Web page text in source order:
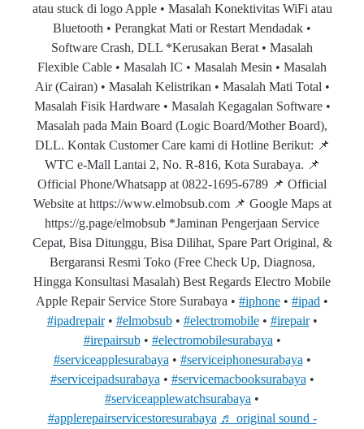
atau stuck di logo Apple • Masalah Konektivitas WiFi atau
Bluetooth • Perangkat Mati or Restart Mendadak •
Software Crash, DLL *Kerusakan Berat • Masalah
Flexible Cable • Masalah IC • Masalah Mesin • Masalah
Air (Cairan) • Masalah Kelistrikan • Masalah Mati Total •
Masalah Fisik Hardware • Masalah Kegagalan Software •
Masalah pada Main Board (Logic Board/Mother Board),
DLL. Kontak Customer Care kami di Hotline Berikut: 📌
WTC e-Mall Lantai 2, No. R-816, Kota Surabaya. 📌
Official Phone/Whatsapp at 0822-1695-6789 📌 Official
Website at https://www.elmobsub.com 📌 Google Maps at
https://g.page/elmobsub *Jaminan Pengerjaan Service
Cepat, Bisa Ditunggu, Bisa Dilihat, Spare Part Original, &
Bergaransi Resmi Toko (Free Check Up, Diagnosa,
Hingga Konsultasi Masalah) Best Regards Electro Mobile
Apple Repair Service Store Surabaya • #iphone • #ipad •
#ipadrepair• #elmobsub• #electromobile• #irepair•
#irepairsub• #electromobilesurabaya •
#serviceapplesurabaya • #serviceiphonesurabaya •
#serviceipadsurabaya • #servicemacbooksurabaya •
#serviceapplewatchsurabaya •
#applerepairservicestoresurabaya ♬ original sound -